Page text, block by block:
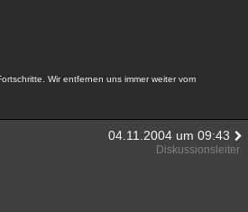
Wir entfernen uns immer weiter vom
04.11.2004 um 09:43
Diskussionsleiter